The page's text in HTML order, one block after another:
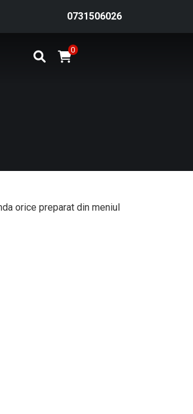
0731506026
0
orice preparat din meniul